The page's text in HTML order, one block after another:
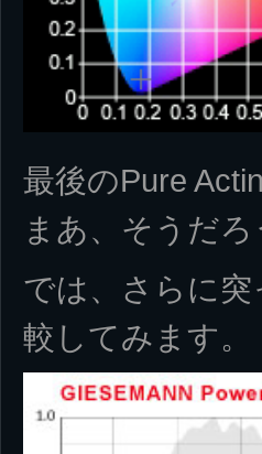
最後のPure
まあ、そうだろ
では、さらに
較してみます。